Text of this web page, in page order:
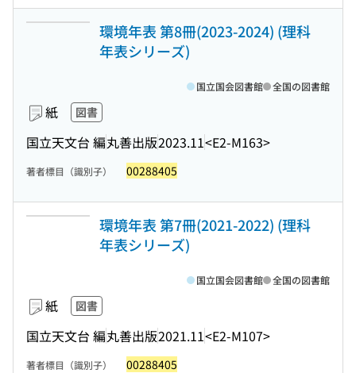
環境年表 第8冊(2023-2024) (理科
年表シリーズ)
紙 図書
国立天文台 編丸善出版2023.11<E2-M163>
国立国会図書館 全国の図書館
著者標目（識別子） 00288405
環境年表 第7冊(2021-2022) (理科
年表シリーズ)
紙 図書
国立天文台 編丸善出版2021.11<E2-M107>
国立国会図書館 全国の図書館
著者標目（識別子） 00288405